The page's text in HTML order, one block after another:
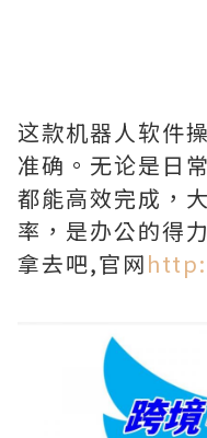
这款机器人软件
准确。无论是日
都能高效完成，
率，是办公的得
拿去吧,官网